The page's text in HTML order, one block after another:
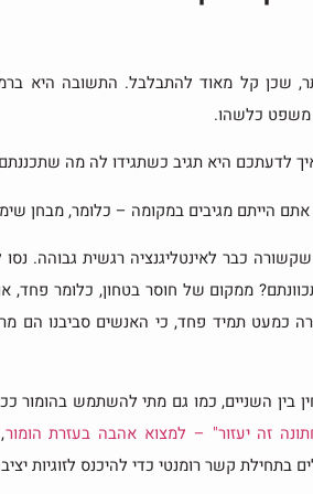
שכן קל מאוד להתבלבל. התשובה היא
משפט כלשהו.
לדעתכם היא תגיב כשתגידו לה מה
הייתם מגיבים במקומה – כלומר, מבחן
כבר לאינטליגנציה רגשית גבוהה.
ממקום של חוסר בטחון, כלומר פחד,
כמעט תמיד פחד, כי האנשים סביבנו הם
בין השניים, כמו גם מתי להשתמש בהומור
זה יעזור" – למצוא אהבה בעזרת הומור
קשר רומנטי כדי להיכנס לזוגיות